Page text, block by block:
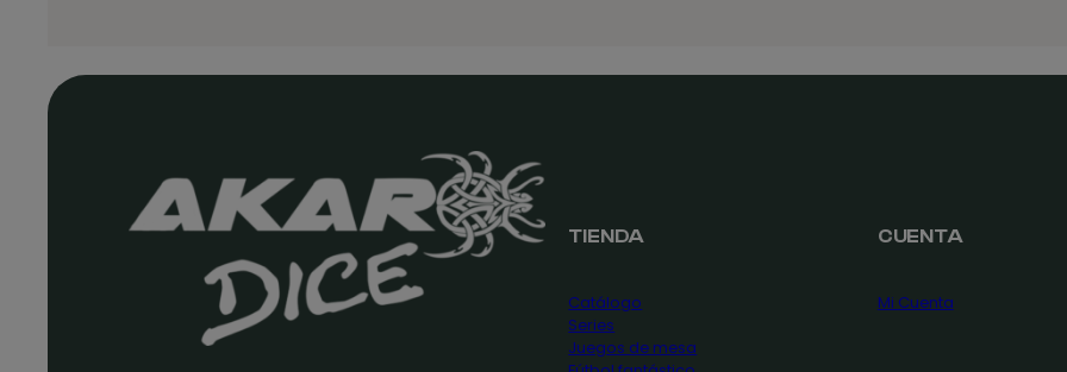
TIENDA
Catálogo
Series
Juegos de mesa
CUENTA
Mi Cuenta